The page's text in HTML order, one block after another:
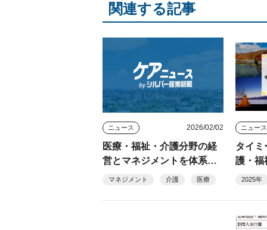
関連する記事
ニュース 2026/02/02
医療・福祉・介護分野の経
営とマネジメントを体系的
に学ぶ「福祉医療マネジメ
マネジメント 介護 医療
ニュース
タイミ
護・福
連携
2025年